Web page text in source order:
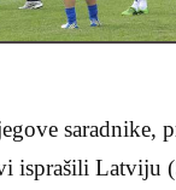
saradnike,
isprašili Latviju